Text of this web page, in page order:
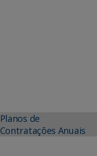
Planos de
Contratações Anuais